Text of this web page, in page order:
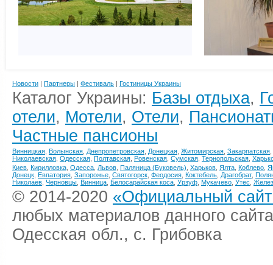
Новости | Партнеры | Фестиваль | Гостиницы Украины
Каталог Украины: Базы отдыха,
отели, Мотели, Отели,
Частные пансионы
Винницкая Волынская Днепропетровская Донецкая Житомирская Закарпатская
Николаевская Одесская Полтавская Ровенская Сумская Тернопольская
Киев Кирилловка Одесса Львов Паляница (Буковель) Харьков Ялта Коблево
Донецк Евпатория Запорожье Святогорск Феодосия Коктебель Драгобрат,
Николаев Черновцы Винница Белосарайская коса Урзуф Мукачево Утес
© 2014-2020 «Официальный сайт
любых материалов данного
Одесская обл., с. Грибовка